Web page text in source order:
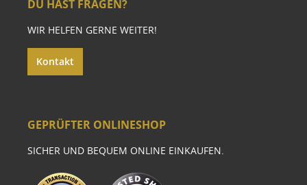
DU HAST FRAGEN?
WIR HELFEN GERNE WEITER!
Kontakt
GEPRÜFTER ONLINESHOP
SICHER UND BEQUEM ONLINE EINKAUFEN.